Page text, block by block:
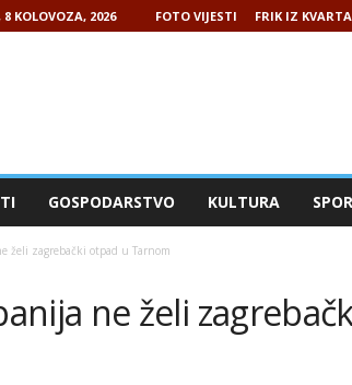
8 KOLOVOZA, 2026 FOTO VIJESTI FRIK IZ KVARTA
GOSPODARSTVO KULTURA
želi zagrebački otpad u Tarnom
ne želi